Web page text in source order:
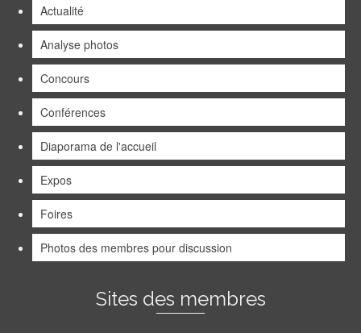
Actualité
Analyse photos
Concours
Conférences
Diaporama de l'accueil
Expos
Foires
Photos des membres pour discussion
Sites des membres